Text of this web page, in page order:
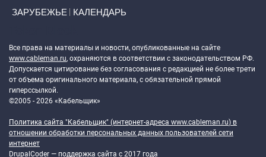
ЗАРУБЕЖЬЕ КАЛЕНДАРЬ
Все права на материалы и новости, опубликованные на сайте
www.cableman.ru, охраняются в соответствии с законодательством РФ.
Допускается цитирование без согласования с редакцией не более трети
от объема оригинального материала, с обязательной прямой
гиперссылкой.
©2005 - 2026 «Кабельщик»
Политика сайта "Кабельщик" (интернет-адреса www.cableman.ru) в
отношении обработки персональных данных пользователей сети
интернет
DrupalCoder — поддержка сайта c 2017 года